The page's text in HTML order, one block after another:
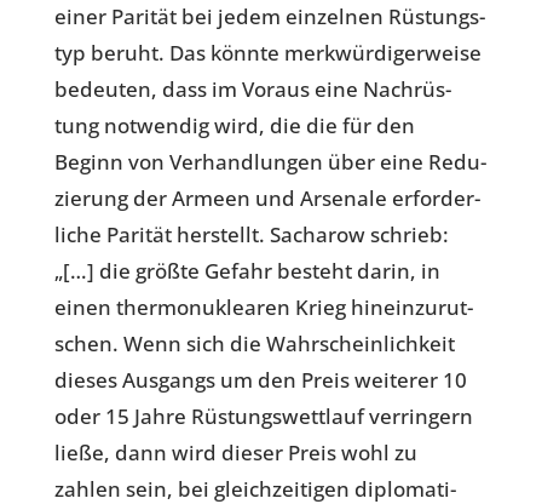
einer Parität bei jedem ein­zel­nen Rüs­tungs­
typ beruht. Das könnte merk­wür­di­ger­weise
bedeu­ten, dass im Voraus eine Nach­rüs­
tung not­wen­dig wird, die die für den
Beginn von Ver­hand­lun­gen über eine Redu­
zie­rung der Armeen und Arse­nale erfor­der­
li­che Parität her­stellt. Sach­a­row schrieb:
„[…] die größte Gefahr besteht darin, in
einen ther­mo­nu­klea­ren Krieg hin­ein­zu­rut­
schen. Wenn sich die Wahr­schein­lich­keit
dieses Aus­gangs um den Preis wei­te­rer 10
oder 15 Jahre Rüs­tungs­wett­lauf ver­rin­gern
ließe, dann wird dieser Preis wohl zu
zahlen sein, bei gleich­zei­ti­gen diplo­ma­ti­